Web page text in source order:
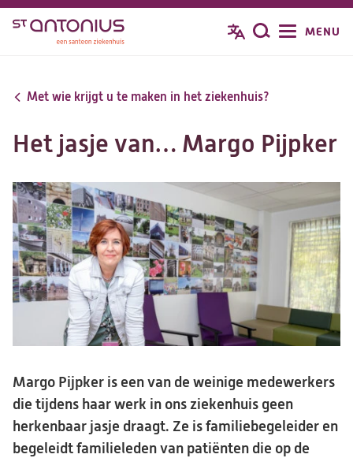
Overslaan
inhoud
Zoeken
MENU
Met wie krijgt u te maken in het ziekenhuis?
Het jasje van… Margo Pijpker
Margo Pijpker is een van de weinige medewerkers
die tijdens haar werk in ons ziekenhuis geen
herkenbaar jasje draagt. Ze is familiebegeleider en
begeleidt familieleden van patiënten die op de